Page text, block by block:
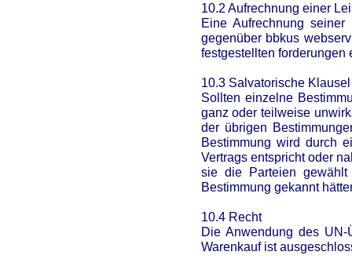
10.2 Aufrechnung einer
Eine Aufrechnung
gegenüber bbkus
festgestellten forderungen
10.3 Salvatorische Klausel
Sollten einzelne
ganz oder teilweise
der übrigen
Bestimmung wird durch
Vertrags entspricht oder
sie die Parteien
Bestimmung gekannt
10.4 Recht
Die Anwendung des UN-
Warenkauf ist